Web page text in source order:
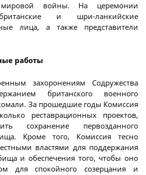
войны. На церемонии
и шри-ланкийские
лица, а также представители
работы
захоронениям Содружества
британского военного
За прошедшие годы Комиссия
реставрационных проектов,
сохранение первозданного
Кроме того, Комиссия тесно
властями для поддержания
и обеспечения того, чтобы оно
для спокойного созерцания и